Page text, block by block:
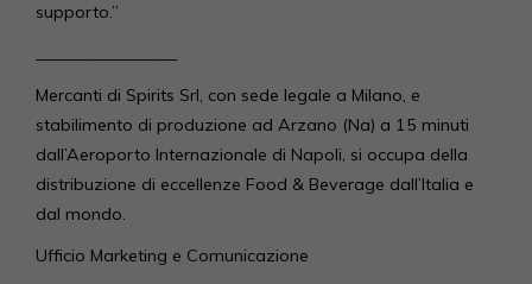
supporto.”
Mercanti di Spirits Srl, con sede legale a Milano, e
stabilimento di produzione ad Arzano (Na) a 15 minuti
dall’Aeroporto Internazionale di Napoli, si occupa della
distribuzione di eccellenze Food & Beverage dall’Italia e
dal mondo.
Ufficio Marketing e Comunicazione